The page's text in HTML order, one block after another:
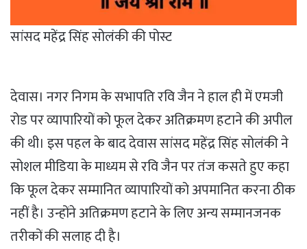
सांसद महेंद्र सिंह सोलंकी की पोस्ट
देवास। नगर निगम के सभापति रवि जैन ने हाल ही में एमजी
रोड पर व्यापारियों को फूल देकर अतिक्रमण हटाने की अपील
की थी। इस पहल के बाद देवास सांसद महेंद्र सिंह सोलंकी ने
सोशल मीडिया के माध्यम से रवि जैन पर तंज कसते हुए कहा
कि फूल देकर सम्मानित व्यापारियों को अपमानित करना ठीक
नहीं है। उन्होंने अतिक्रमण हटाने के लिए अन्य सम्मानजनक
तरीकों की सलाह दी है।